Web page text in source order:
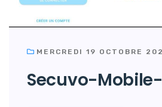
MERCREDI 19 OCTOBRE
Secuvo-